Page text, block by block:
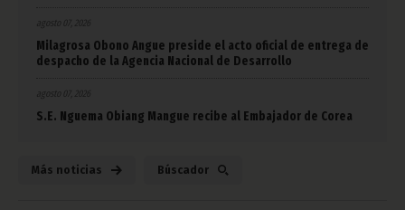
agosto 07, 2026
Milagrosa Obono Angue preside el acto oficial de entrega de
despacho de la Agencia Nacional de Desarrollo
agosto 07, 2026
S.E. Nguema Obiang Mangue recibe al Embajador de Corea
Más noticias Búscador